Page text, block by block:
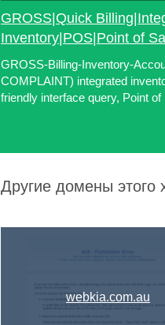
GROSS|Quick
Inventory|POS|Point of
GROSS-Billing-Inventory-
COMPLAINT) integrated
friendly interface query, Point of
Другие домены этого
webkia.com.au